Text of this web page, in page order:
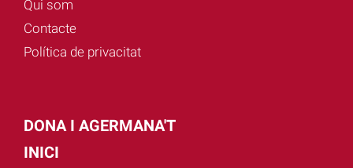
Qui som
Contacte
Política de privacitat
DONA I AGERMANA'T
INICI